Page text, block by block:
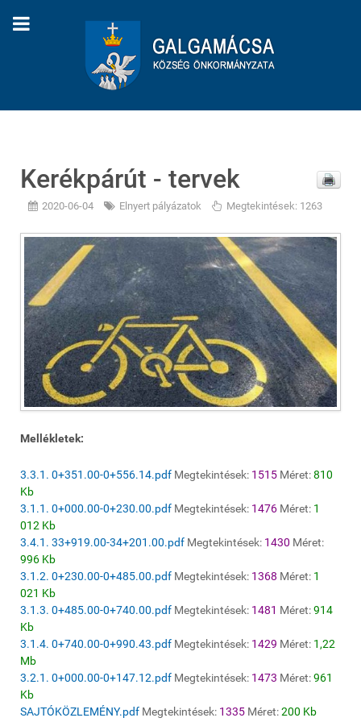
Kerékpárút - tervek
2020-06-04 Elnyert pályázatok Megtekintések: 1263
Mellékletek:
3.3.1. 0+351.00-0+556.14.pdf Megtekintések: 1515 Méret:810
Kb
3.1.1. 0+000.00-0+230.00.pdf Megtekintések: 1476 Méret: 1
012 Kb
3.4.1. 33+919.00-34+201.00.pdf Megtekintések: 1430 Méret:
996 Kb
3.1.2. 0+230.00-0+485.00.pdf Megtekintések: 1368 Méret: 1
021 Kb
3.1.3. 0+485.00-0+740.00.pdf Megtekintések: 1481 Méret:914
Kb
3.1.4. 0+740.00-0+990.43.pdf Megtekintések: 1429 Méret: 1,22
Mb
3.2.1. 0+000.00-0+147.12.pdf Megtekintések: 1473 Méret:961
Kb
SAJTÓKÖZLEMÉNY.pdf Megtekintések: 1335 Méret:200 Kb